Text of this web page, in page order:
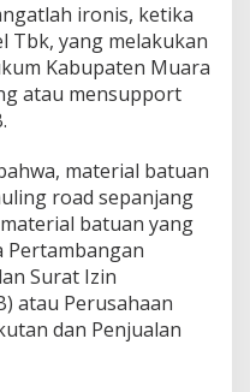
ironis, ketika
Tbk, yang melakukan
Kabupaten Muara
atau mensupport
material batuan
road sepanjang
batuan yang
Pertambangan
Surat Izin
atau Perusahaan
dan Penjualan